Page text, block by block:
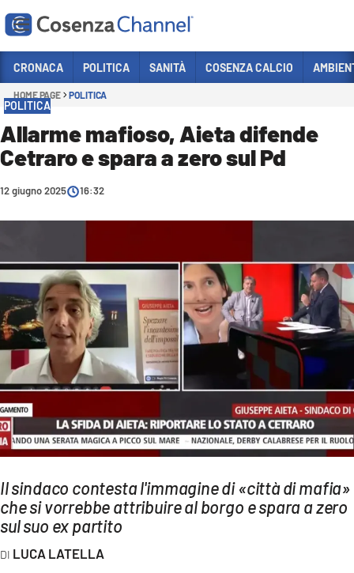
Sezioni
POLITICA
SANITÀ
SPORT
CULTURA
AMBIENTE
Streaming
LAC TV
LAC NETWORK
LAC ONAIR
LaC
CRONACA POLITICA SANITÀ COSENZA CALCIO
HOME PAGE POLITICA
POLITICA
Allarme mafioso, Aieta difende
Cetraro e spara a zero sul Pd
12 giugno 2025 16:32
Il sindaco contesta l'immagine di «città di mafia»
che si vorrebbe attribuire al borgo e spara a zero
sul suo ex partito
LUCA LATELLA